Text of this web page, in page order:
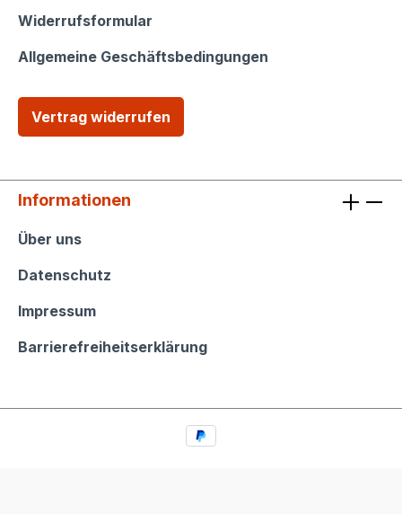
Widerrufsformular
Allgemeine Geschäftsbedingungen
Vertrag widerrufen
Informationen
Informationen
Über uns
Datenschutz
Impressum
Barrierefreiheitserklärung